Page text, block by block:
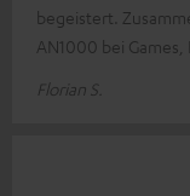
begeistert.
AN1000 bei Games,
Florian S.